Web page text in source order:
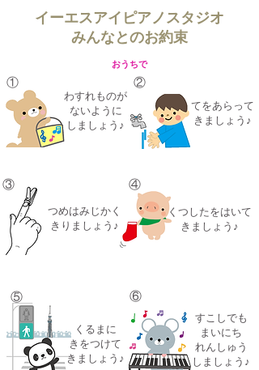
イーエスアイピアノスタジオ
みんなとのお約束
おうちで
①
わすれものが
ないように
しましょう♪
②
てをあらって
きましょう♪
③
つめはみじかく
きりましょう♪
④
くつしたをはいて
きましょう♪
⑤
くるまに
きをつけて
きましょう♪
⑥
すこしでも
まいにち
れんしゅう
しましょう♪